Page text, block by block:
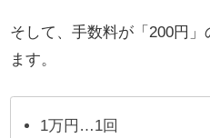
そして、手数料が「200円
ます。
1万円…1回